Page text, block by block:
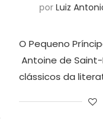
por Luiz
O Pequeno
Antoine de
clássicos da